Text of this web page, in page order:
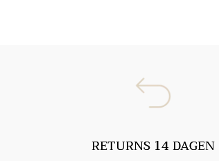
RETURNS 14 DAGEN